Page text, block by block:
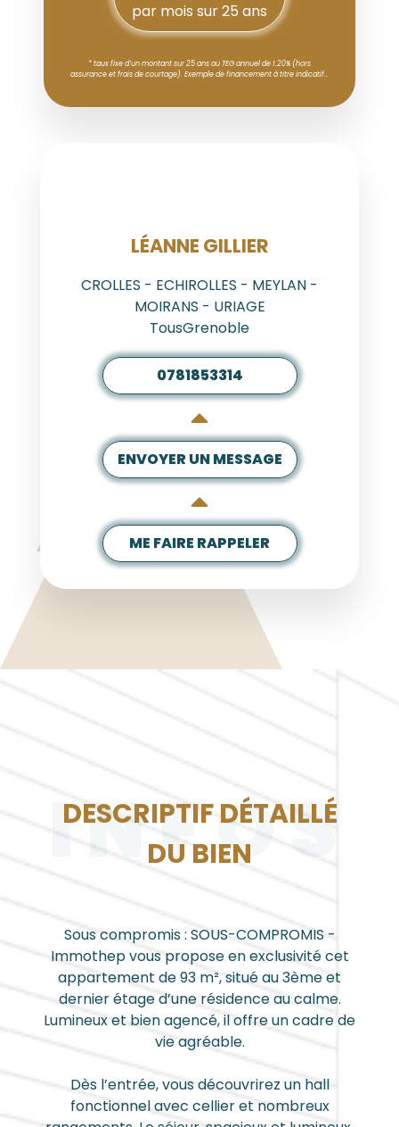
par mois sur 25 ans
* taux fixe d’un montant sur 25 ans au TEG annuel de 1.20% (hors
assurance et frais de courtage). Exemple de financement à titre indicatif…
AGENT
LÉANNE GILLIER
CROLLES - ECHIROLLES - MEYLAN -
MOIRANS - URIAGE
TousGrenoble
0781853314
ENVOYER UN MESSAGE
ME FAIRE RAPPELER
INFOS
DESCRIPTIF DÉTAILLÉ
DU BIEN
Sous compromis : SOUS-COMPROMIS -
Immothep vous propose en exclusivité cet
appartement de 93 m², situé au 3ème et
dernier étage d’une résidence au calme.
Lumineux et bien agencé, il offre un cadre de
vie agréable.
Dès l’entrée, vous découvrirez un hall
fonctionnel avec cellier et nombreux